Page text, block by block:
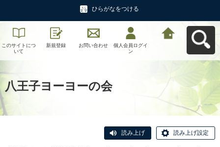
ひらがなをつける
このサイトにつ
いて
新規登録 お問い合わせ
個人会員ログイ
ン
八王子ヨーヨーの会
読み上げ 読み上げ設定